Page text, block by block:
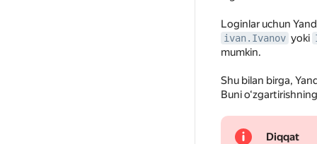
Loginlar uchun
ivan.Ivanov yoki
mumkin.
Shu bilan birga,
Buni
Diqqat